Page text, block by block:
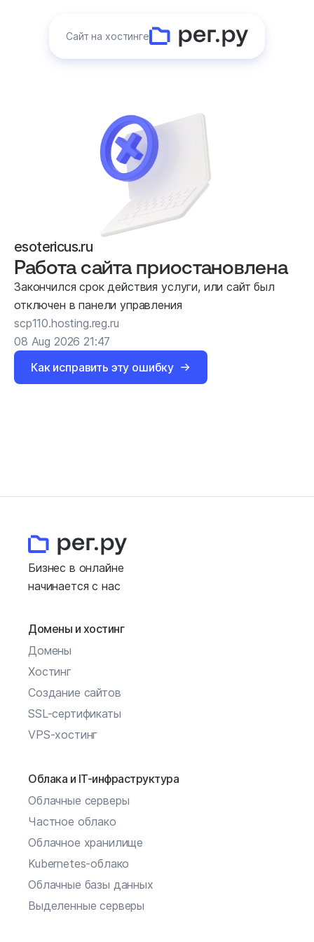
Сайт на хостинге
esotericus.ru
Работа сайта приостановлена
Закончился срок действия услуги, или сайт был
отключен в панели управления
scp110.hosting.reg.ru
08 Aug 2026 21:47
Как исправить эту ошибку
Бизнес в онлайне
начинается с нас
Домены и хостинг
Домены
Хостинг
Создание сайтов
SSL-сертификаты
VPS-хостинг
Облака и IT-инфраструктура
Облачные серверы
Частное облако
Облачное хранилище
Kubernetes-облако
Облачные базы данных
Выделенные серверы